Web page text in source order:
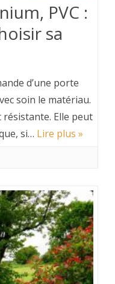
PVC :
sa
d’une porte
soin le matériau.
Elle peut
si… Lire plus »